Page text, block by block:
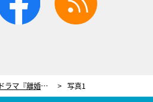
ドラマ『離婚しない男』、伊藤淳史が「ソファの下で1日動けなかった」衝撃シーン！ 写真1